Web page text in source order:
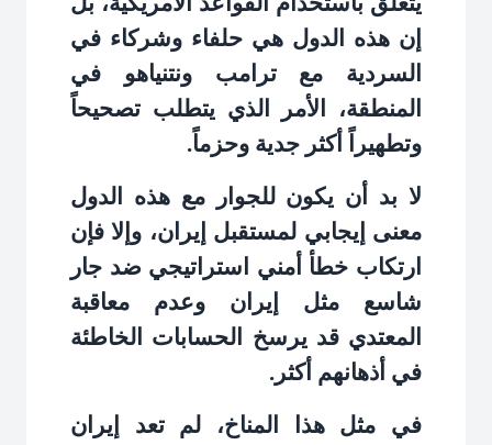
إن هذه الدول هي حلفاء وشركاء في
السردية مع ترامب ونتنياهو في
المنطقة، الأمر الذي يتطلب تصحيحاً
وتطهيراً أكثر جدية وحزماً.
لا بد أن يكون للجوار مع هذه الدول
معنى إيجابي لمستقبل إيران، وإلا فإن
ارتكاب خطأ أمني استراتيجي ضد جار
شاسع مثل إيران وعدم معاقبة
المعتدي قد يرسخ الحسابات الخاطئة
في أذهانهم أكثر .
في مثل هذا المناخ، لم تعد إيران